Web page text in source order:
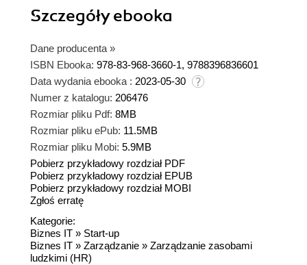
Szczegółyebooka
Dane producenta »
ISBN Ebooka: 978-83-968-3660-1, 9788396836601
Data wydania ebooka : 2023-05-30
Numer z katalogu: 206476
Rozmiar pliku Pdf: 8MB
Rozmiar pliku ePub: 11.5MB
Rozmiar pliku Mobi: 5.9MB
Pobierz przykładowy rozdział PDF
Pobierz przykładowy rozdział EPUB
Pobierz przykładowy rozdział MOBI
Zgłoś erratę
Kategorie:
Biznes IT » Start-up
Biznes IT » Zarządzanie » Zarządzanie zasobami
ludzkimi (HR)